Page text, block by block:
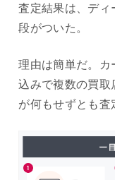
査定結果は、デ
段がついた。
理由は簡単だ。
込みで複数の買取
が何もせずとも査